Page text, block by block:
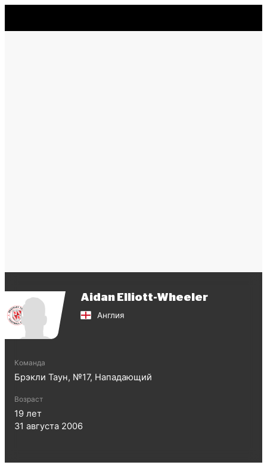
Aidan Elliott-Wheeler
Англия
Команда
Брэкли Таун, №17, Нападающий
Возраст
19 лет
31 августа 2006